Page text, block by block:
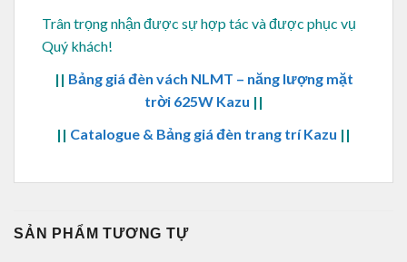
Trân trọng nhận được sự hợp tác và được phục vụ
Quý khách!
|| Bảng giá đèn vách NLMT – năng lượng mặt
trời 625W Kazu ||
|| Catalogue & Bảng giá đèn trang trí Kazu ||
SẢN PHẨM TƯƠNG TỰ